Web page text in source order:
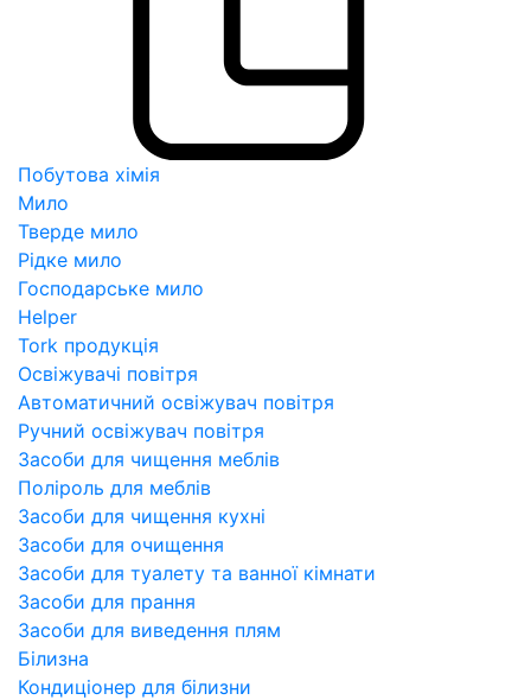
Побутова хімія
Мило
Тверде мило
Рідке мило
Господарське мило
Helper
Tork продукція
Освіжувачі повітря
Автоматичний освіжувач повітря
Ручний освіжувач повітря
Засоби для чищення меблів
Поліроль для меблів
Засоби для чищення кухні
Засоби для очищення
Засоби для туалету та ванної кімнати
Засоби для прання
Засоби для виведення плям
Білизна
Кондиціонер для білизни